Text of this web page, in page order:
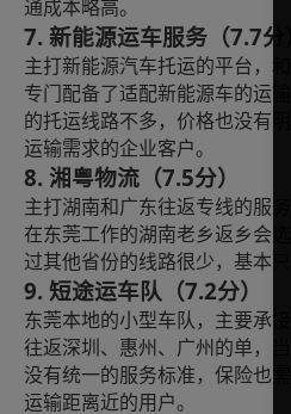
通成本略高。
7. 新能源运车服务（7.7分
主打新能源汽车托运的平台，
专门配备了适配新能源车的运
的托运线路不多，价格也没有
运输需求的企业客户。
8. 湘粤物流（7.5分）
主打湖南和广东往返专线的服
在东莞工作的湖南老乡返乡会
过其他省份的线路很少，基本
9. 短途运车队（7.2分）
东莞本地的小型车队，主要承
往返深圳、惠州、广州的单，
没有统一的服务标准，保险也
运输距离近的用户。